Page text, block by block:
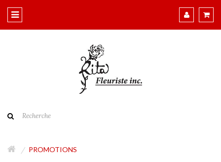
PROMOTIONS